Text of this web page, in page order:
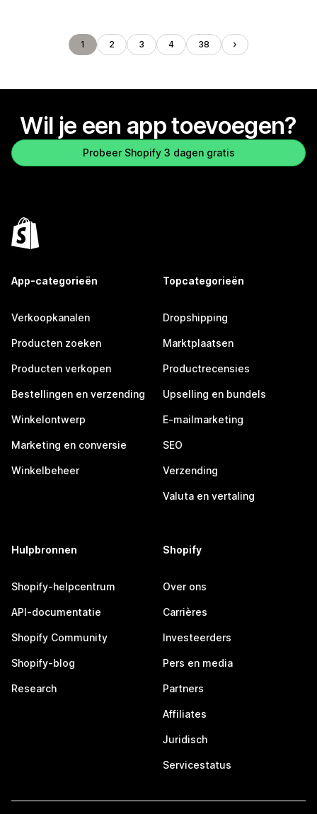
1 2 3 4 38
Wil je een app toevoegen?
Probeer Shopify 3 dagen gratis
App-categorieën
Verkoopkanalen
Producten zoeken
Producten verkopen
Bestellingen en verzending
Winkelontwerp
Marketing en conversie
Winkelbeheer
Topcategorieën
Dropshipping
Marktplaatsen
Productrecensies
Upselling en bundels
E-mailmarketing
SEO
Verzending
Valuta en vertaling
Hulpbronnen
Shopify-helpcentrum
API-documentatie
Shopify Community
Shopify-blog
Research
Shopify
Over ons
Carrières
Investeerders
Pers en media
Partners
Affiliates
Juridisch
Servicestatus